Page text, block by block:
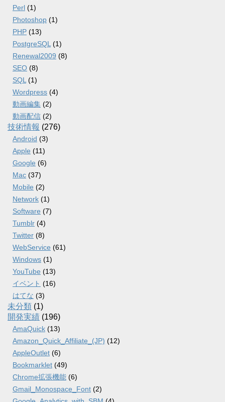
Perl (1)
Photoshop (1)
PHP (13)
PostgreSQL (1)
Renewal2009 (8)
SEO (8)
SQL (1)
Wordpress (4)
動画編集 (2)
動画配信 (2)
技術情報 (276)
Android (3)
Apple (11)
Google (6)
Mac (37)
Mobile (2)
Network (1)
Software (7)
Tumblr (4)
Twitter (8)
WebService (61)
Windows (1)
YouTube (13)
イベント (16)
はてな (3)
未分類 (1)
開発実績 (196)
AmaQuick (13)
Amazon_Quick_Affiliate_(JP) (12)
AppleOutlet (6)
Bookmarklet (49)
Chrome拡張機能 (6)
Gmail_Monospace_Font (2)